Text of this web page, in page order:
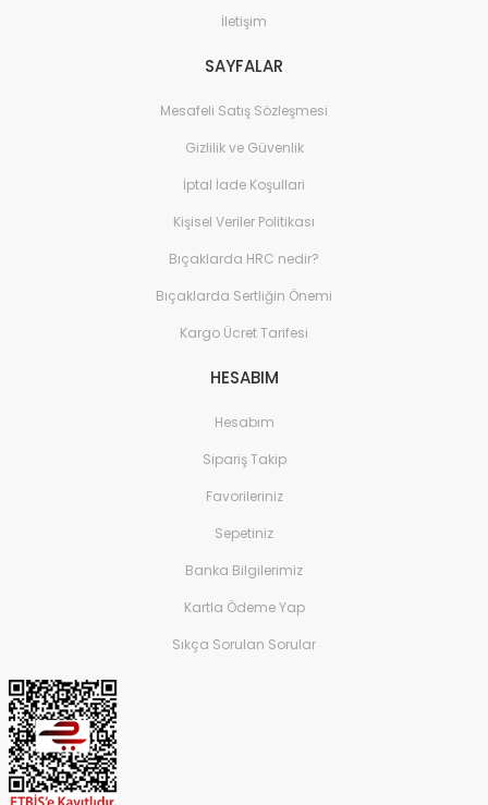
İletişim
SAYFALAR
Mesafeli Satış Sözleşmesi
Gizlilik ve Güvenlik
İptal İade Koşullari
Kişisel Veriler Politikası
Bıçaklarda HRC nedir?
Bıçaklarda Sertliğin Önemi
Kargo Ücret Tarifesi
HESABIM
Hesabım
Sipariş Takip
Favorileriniz
Sepetiniz
Banka Bilgilerimiz
Kartla Ödeme Yap
Sıkça Sorulan Sorular